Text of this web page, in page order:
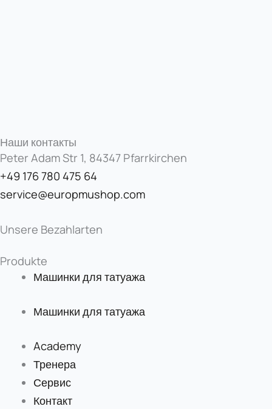
Наши контакты
Peter Adam Str 1, 84347 Pfarrkirchen
+49 176 780 475 64
service@europmushop.com
Unsere Bezahlarten
Produkte
Машинки для татуажа
Машинки для татуажа
Academy
Тренера
Сервис
Контакт